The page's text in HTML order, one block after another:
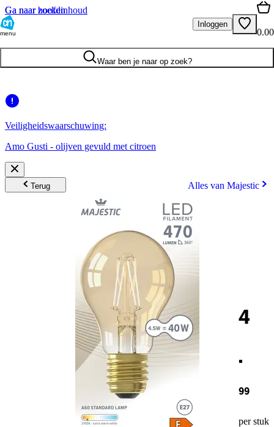
Ga naar hoofdinhoud
Ga naar zoeken
menu
Inloggen
0.00
Waar ben je naar op zoek?
Veiligheidswaarschuwing:
Amo Gusti - olijven gevuld met citroen
Terug Alles van Majestic
4
.
99
per stuk